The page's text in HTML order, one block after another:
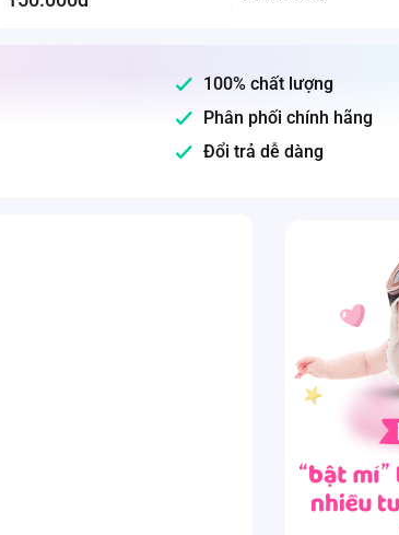
100% chất lượng
Phân phối chính hãng
Đổi trả dễ dàng